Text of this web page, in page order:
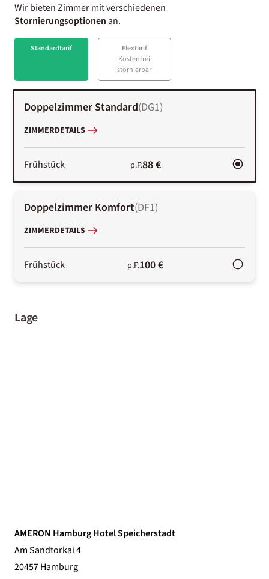
Wir bieten Zimmer mit verschiedenen
Stornierungsoptionenan.
Standardtarif
Flextarif
Kostenfrei
stornierbar
Doppelzimmer Standard(DG1)
ZIMMERDETAILS
Frühstück p.P.88 €
Doppelzimmer Komfort(DF1)
ZIMMERDETAILS
Frühstück p.P.100 €
Lage
AMERON Hamburg Hotel Speicherstadt
Am Sandtorkai 4
20457 Hamburg